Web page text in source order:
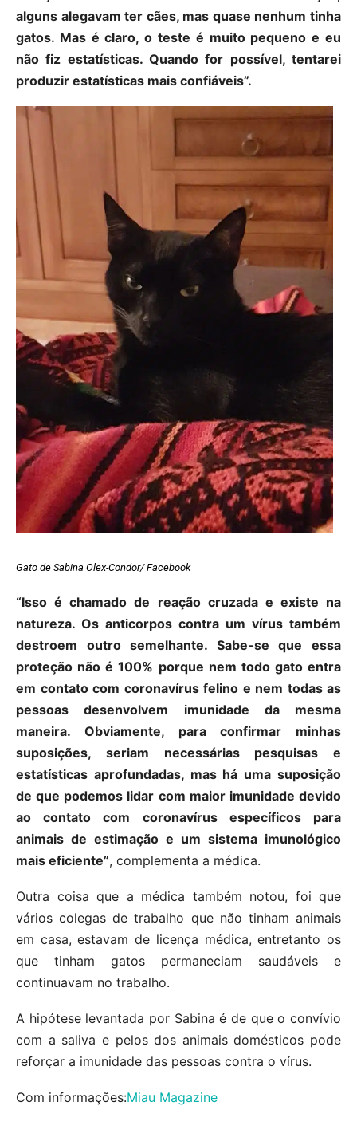
alguns alegavam ter cães, mas quase nenhum tinha
gatos. Mas é claro, o teste é muito pequeno e eu
não fiz estatísticas. Quando for possível, tentarei
produzir estatísticas mais confiáveis”.
Gato de Sabina Olex-Condor/ Facebook
“Isso é chamado de reação cruzada e existe na
natureza. Os anticorpos contra um vírus também
destroem outro semelhante. Sabe-se que essa
proteção não é 100% porque nem todo gato entra
em contato com coronavírus felino e nem todas as
pessoas desenvolvem imunidade da mesma
maneira. Obviamente, para confirmar minhas
suposições, seriam necessárias pesquisas e
estatísticas aprofundadas, mas há uma suposição
de que podemos lidar com maior imunidade devido
ao contato com coronavírus específicos para
animais de estimação e um sistema imunológico
mais eficiente”, complementa a médica.
Outra coisa que a médica também notou, foi que
vários colegas de trabalho que não tinham animais
em casa, estavam de licença médica, entretanto os
que tinham gatos permaneciam saudáveis e
continuavam no trabalho.
A hipótese levantada por Sabina é de que o convívio
com a saliva e pelos dos animais domésticos pode
reforçar a imunidade das pessoas contra o vírus.
Com informações:Miau Magazine